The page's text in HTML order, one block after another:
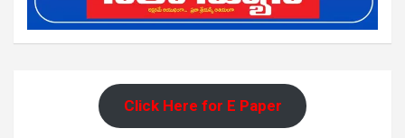
Click Here for E Paper